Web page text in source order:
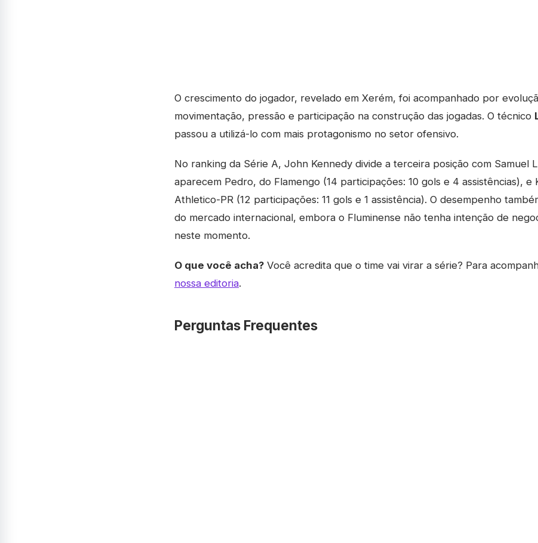
O crescimento do jogador, revelado em Xerém, foi acompanhado por
movimentação, pressão e participação na construção das jogadas. O técnico
passou a utilizá-lo com mais protagonismo no setor ofensivo.
No ranking da Série A, John Kennedy divide a terceira posição com Samuel
aparecem Pedro, do Flamengo (14 participações: 10 gols e 4 assistências), e
Athletico-PR (12 participações: 11 gols e 1 assistência). O desempenho
do mercado internacional, embora o Fluminense não tenha intenção de
neste momento.
O que você acha? Você acredita que o time vai virar a série? Para
nossa editoria.
Perguntas Frequentes